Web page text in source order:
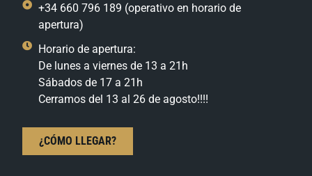
+34 660 796 189 (operativo en horario de
apertura)
Horario de apertura:
De lunes a viernes de 13 a 21h
Sábados de 17 a 21h
Cerramos del 13 al 26 de agosto!!!!
¿CÓMO LLEGAR?